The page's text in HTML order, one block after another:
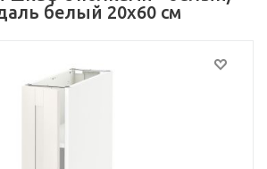
белый 20x60 см